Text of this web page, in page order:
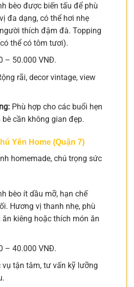
bèo được biến tấu để phù
đa dạng, có thể hơi nhẹ
thích đậm đà. Topping
thể có tôm tươi).
– 50.000 VNĐ.
rãi, decor vintage, view
Phù hợp cho các buổi hẹn
bè cần không gian đẹp.
Yên Home (Quận 7)
homemade, chú trọng sức
bèo ít dầu mỡ, hạn chế
Hương vị thanh nhẹ, phù
kiêng hoặc thích món ăn
– 40.000 VNĐ.
tận tâm, tư vấn kỹ lưỡng